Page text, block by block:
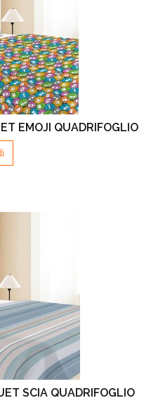
EMOJI QUADRIFOGLIO
SCIA QUADRIFOGLIO